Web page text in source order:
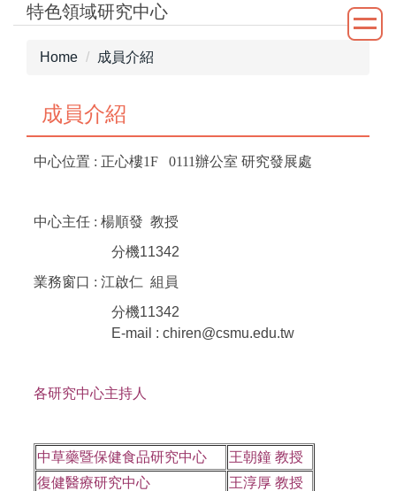
Jump
特色領域研究中心
Home 成員介紹
成員介紹
中心位置 : 正心樓1F 0111辦公室 研究發展處
中心主任 : 楊順發 教授
分機11342
業務窗口 : 江啟仁 組員
分機11342
E-mail : chiren@csmu.edu.tw
各研究中心主持人
中草藥暨保健食品研究中心
王朝鐘 教授
復健醫療研究中心
王淳厚 教授